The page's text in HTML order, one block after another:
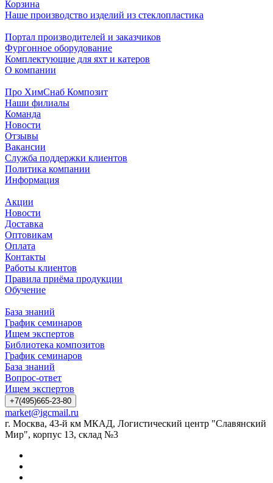
Корзина
Наше производство изделий из стеклопластика
Портал производителей и заказчиков
Фургонное оборудование
Комплектующие для яхт и катеров
О компании
Про ХимСнаб Композит
Наши филиалы
Команда
Новости
Отзывы
Вакансии
Служба поддержки клиентов
Политика компании
Информация
Акции
Новости
Доставка
Оптовикам
Оплата
Контакты
Работы клиентов
Правила приёма продукции
Обучение
База знаний
График семинаров
Ищем экспертов
Библиотека композитов
График семинаров
База знаний
Вопрос-ответ
Ищем экспертов
+7(495)665-23-80
market@igcmail.ru
г. Москва, 43-й км МКАД, Логистический центр "Славянский
Мир", корпус 13, склад №3